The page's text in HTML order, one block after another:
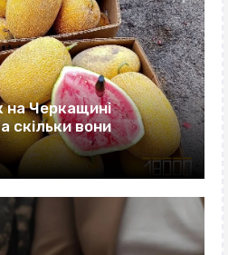
на Черкащині
скільки вони